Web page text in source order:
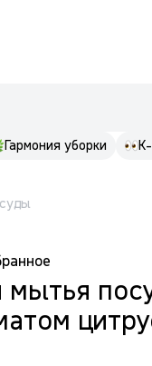
Гармония уборки
мытья